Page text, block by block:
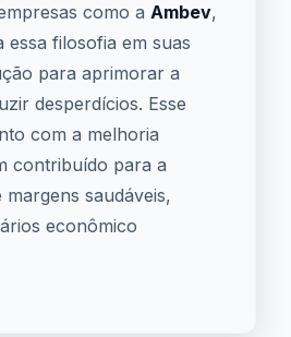
como a Ambev,
essa filosofia em suas
para aprimorar a
desperdícios. Esse
com a melhoria
contribuído para a
saudáveis,
econômico